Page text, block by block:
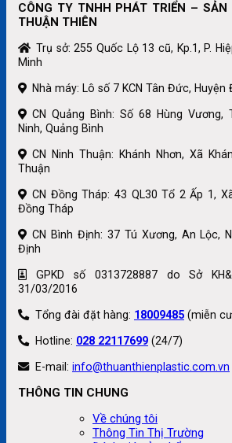
CÔNG TY TNHH PHÁT TRIỂN –
THUẬN THIÊN
Trụ sở: 255 Quốc Lộ 13 cũ, Kp.1, P.
Minh
Nhà máy: Lô số 7 KCN Tân Đức,
CN Quảng Bình: Số 68 Hùng Vương,
Ninh, Quảng Bình
CN Ninh Thuận: Khánh Nhơn, Xã
Thuận
CN Đồng Tháp: 43 QL30 Tổ 2 Ấp 1,
Đồng Tháp
CN Bình Định: 37 Tú Xương, An Lộc,
Định
GPKD số 0313728887 do Sở
31/03/2016
Tổng đài đặt hàng: 18009485 (miễn
Hotline: 028 22117699 (24/7)
E-mail: info@thuanthienplastic.com.vn
THÔNG TIN CHUNG
Về chúng tôi
Thông Tin Thị Trường